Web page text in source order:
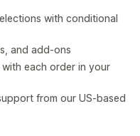
with conditional
and add-ons
each order in your
from our US-based